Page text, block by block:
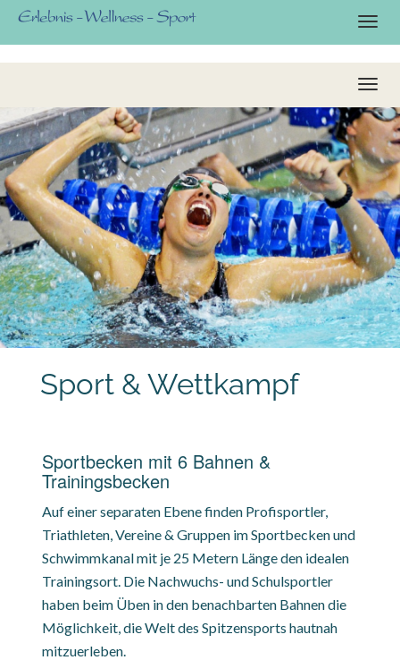
Sport & Wettkampf
Sportbecken mit 6 Bahnen &
Trainingsbecken
Auf einer separaten Ebene finden Profisportler,
Triathleten, Vereine & Gruppen im Sportbecken und
Schwimmkanal mit je 25 Metern Länge den idealen
Trainingsort. Die Nachwuchs- und Schulsportler
haben beim Üben in den benachbarten Bahnen die
Möglichkeit, die Welt des Spitzensports hautnah
mitzuerleben.